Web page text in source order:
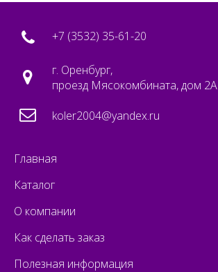
+7 (3532) 35-61-20
г. Оренбург,
проезд Мясокомбината, дом 2А
koler2004@yandex.ru
Главная
Каталог
О компании
Как сделать заказ
Полезная информация